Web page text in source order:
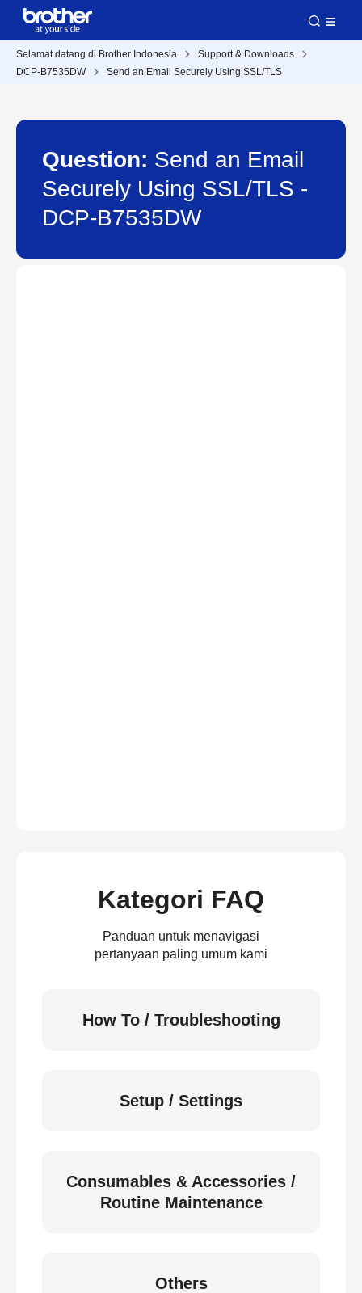
Selamat datang di Brother Indonesia
Support & Downloads
DCP-B7535DW
Send an Email Securely Using SSL/TLS
Question: Send an Email
Securely Using SSL/TLS -
DCP-B7535DW
Kategori FAQ
Panduan untuk menavigasi
pertanyaan paling umum kami
How To / Troubleshooting
Setup / Settings
Consumables & Accessories /
Routine Maintenance
Others